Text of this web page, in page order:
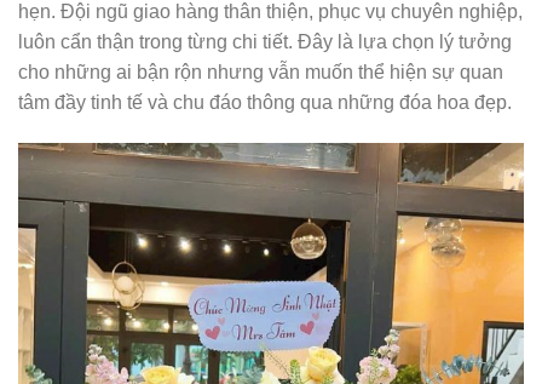
hẹn. Đội ngũ giao hàng thân thiện, phục vụ chuyên nghiệp,
luôn cẩn thận trong từng chi tiết. Đây là lựa chọn lý tưởng
cho những ai bận rộn nhưng vẫn muốn thể hiện sự quan
tâm đầy tinh tế và chu đáo thông qua những đóa hoa đẹp.